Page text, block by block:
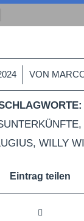
VON
,
, WILLY
Eintrag teilen